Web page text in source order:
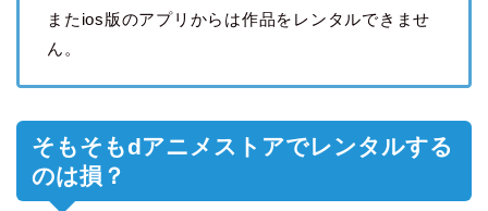
またios版のアプリからは作品をレンタルできませ
ん。
そもそもdアニメストアでレンタルする
のは損？